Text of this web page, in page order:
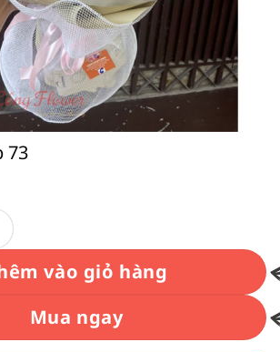
73
lượng
vào giỏ hàng
Mua ngay